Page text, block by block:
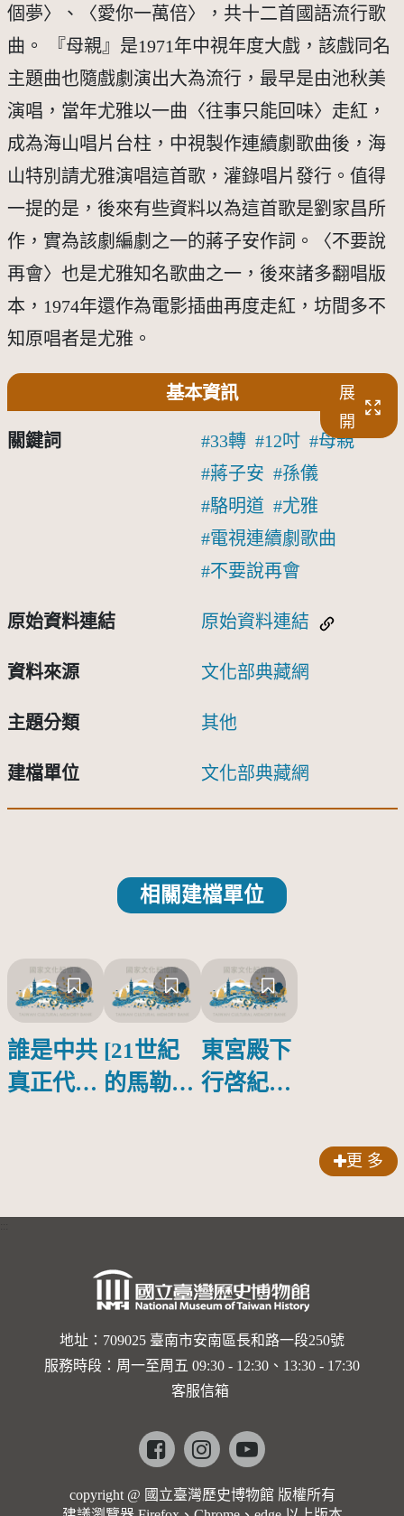
個夢〉、〈愛你一萬倍〉，共十二首國語流行歌
曲。 『母親』是1971年中視年度大戲，該戲同名
主題曲也隨戲劇演出大為流行，最早是由池秋美
演唱，當年尤雅以一曲〈往事只能回味〉走紅，
成為海山唱片台柱，中視製作連續劇歌曲後，海
山特別請尤雅演唱這首歌，灌錄唱片發行。值得
一提的是，後來有些資料以為這首歌是劉家昌所
作，實為該劇編劇之一的蔣子安作詞。〈不要說
再會〉也是尤雅知名歌曲之一，後來諸多翻唱版
本，1974年還作為電影插曲再度走紅，坊間多不
知原唱者是尤雅。
基本資訊
展
開
關鍵詞 33轉 12吋
母親
蔣子安
孫儀
駱明道
尤雅
電視連續劇歌曲
不要說再會
原始資料連結 原始資料連結
資料來源 文化部典藏網
主題分類 其他
建檔單位 文化部典藏網
相關建檔單位
誰是中共
真正代言
[21世紀
的馬勒、
的依戀—
勒大地之
歌]【對
世界與生
命的依戀
馬勒大地
之歌】
東宮殿下
行啓紀念
更 多
地址：709025 臺南市安南區長和路一段250號
服務時段：周一至周五 09:30 - 12:30、13:30 - 17:30
客服信箱
Facebookinstagramyoutube
copyright @ 國立臺灣歷史博物館 版權所有